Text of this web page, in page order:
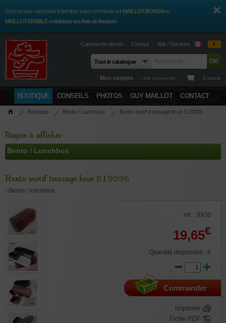
Commencez votre panier ici terminez votre commande surMAILLOT-BONSAIou
MAILLOT-ERABLEetréduisez vos frais de livraison
Commande directe Contact Aide / Services €
Mon compte › me connecter 0 article
BOUTIQUE CONSEILS PHOTOS GUY MAILLOT CONTACT
Boutique Bento / Lunchbox Bento motif tressage brun 519235
Rayon à afficher
Bento motif tressage brun 519235
› Bento / lunchbox
ref. : 8930
19,65€
Quantité disponible : 6
Commander
Imprimer
Fiche PDF